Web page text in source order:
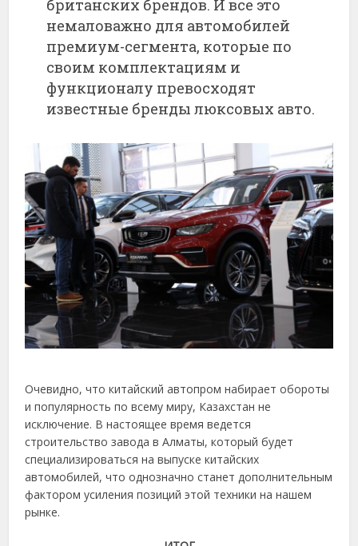
британских брендов. И все это
немаловажно для автомобилей
премиум-сегмента, которые по
своим комплектациям и
функционалу превосходят
известные бренды люксовых авто.
Очевидно, что китайский автопром набирает обороты
и популярность по всему миру, Казахстан не
исключение. В настоящее время ведется
строительство завода в Алматы, который будет
специализироваться на выпуске китайских
автомобилей, что однозначно станет дополнительным
фактором усиления позиций этой техники на нашем
рынке.